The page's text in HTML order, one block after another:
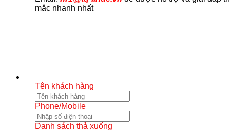
mắc nhanh nhất
Tên khách hàng
Phone/Mobile
Danh sách thả xuống